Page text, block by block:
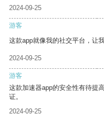
2024-09-25
游客
这款app就像我的社交平台，让
2024-09-25
游客
这款加速器app的安全性有待提
证。
2024-09-25